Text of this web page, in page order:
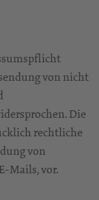
von nicht
Die
rechtliche
von
Mails, vor.